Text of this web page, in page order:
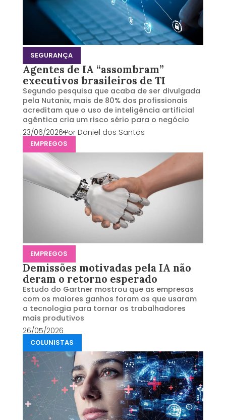
SEGURANÇA
Agentes de IA “assombram”
executivos brasileiros de TI
Segundo pesquisa que acaba de ser divulgada
pela Nutanix, mais de 80% dos profissionais
acreditam que o uso de inteligência artificial
agêntica cria um risco sério para o negócio
23/06/2026Por Daniel dos Santos
EMPREGOS
EMPREGOS
Demissões motivadas pela IA não
deram o retorno esperado
Estudo do Gartner mostrou que as empresas
com os maiores ganhos foram as que usaram
a tecnologia para tornar os trabalhadores
mais produtivos
26/05/2026
COLUNISTAS